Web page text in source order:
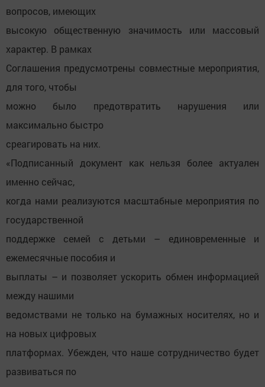
вопросов, имеющих
высокую общественную значимость или массовый
характер. В рамках
Соглашения предусмотрены совместные мероприятия,
для того, чтобы
можно было предотвратить нарушения или
максимально быстро
среагировать на них.
«Подписанный документ как нельзя более актуален
именно сейчас,
когда нами реализуются масштабные мероприятия по
государственной
поддержке семей с детьми – единовременные и
ежемесячные пособия и
выплаты – и позволяет ускорить обмен информацией
между нашими
ведомствами не только на бумажных носителях, но и
на новых цифровых
платформах. Убежден, что наше сотрудничество будет
развиваться по